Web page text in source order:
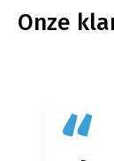
Onze